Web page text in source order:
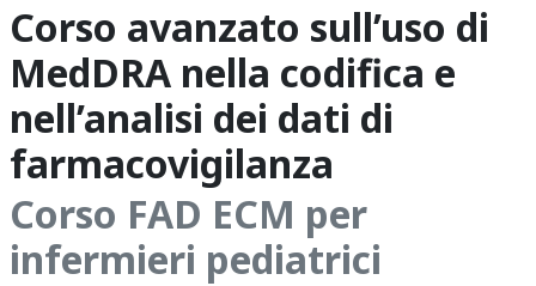
Corso avanzato sull’uso di
MedDRA nella codifica e
nell’analisi dei dati di
farmacovigilanza
Corso FAD ECM per
infermieri pediatrici